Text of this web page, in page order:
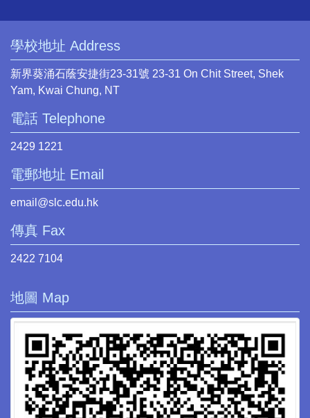
學校地址 Address
新界葵涌石蔭安捷街23-31號 23-31 On Chit Street, Shek
Yam, Kwai Chung, NT
電話 Telephone
2429 1221
電郵地址 Email
email@slc.edu.hk
傳真 Fax
2422 7104
地圖 Map